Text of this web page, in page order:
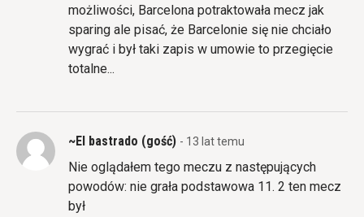
możliwości, Barcelona potraktowała mecz jak
sparing ale pisać, że Barcelonie się nie chciało
wygrać i był taki zapis w umowie to przegięcie
totalne...
~El bastrado (gość) - 13 lat temu
Nie oglądałem tego meczu z następujących
powodów: nie grała podstawowa 11. 2 ten mecz
był